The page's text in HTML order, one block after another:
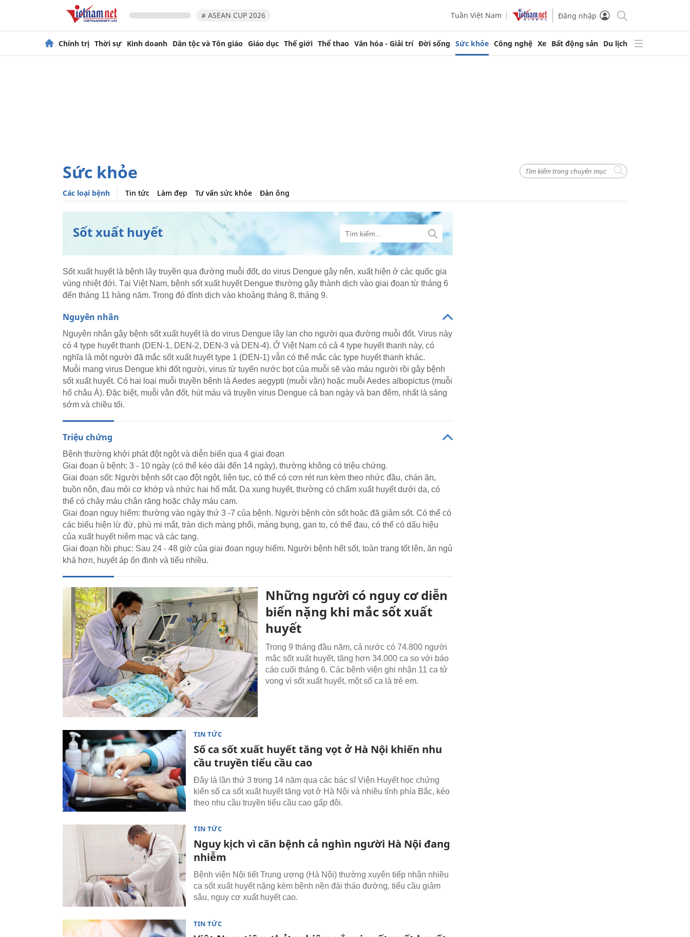
# ASEAN CUP 2026 Tuần Việt Nam Đăng nhập
Chính trị Thời sự Kinh doanh Dân tộc và Tôn giáo Giáo dục Thế giới Thể thao Văn hóa - Giải trí Đời sống Sức khỏe Công nghệ Xe Bất động sản Du lịch
Sức khỏe
Tin tức Làm đẹp Tư vấn sức khỏe Đàn ông
Các loại bệnh
Sốt xuất huyết
Sốt xuất huyết là bệnh lây truyền qua đường muỗi đốt, do virus Dengue gây nên, xuất hiện ở các quốc gia
vùng nhiệt đới. Tại Việt Nam, bệnh sốt xuất huyết Dengue thường gây thành dịch vào giai đoạn từ tháng 6
đến tháng 11 hàng năm. Trong đó đỉnh dịch vào khoảng tháng 8, tháng 9.
Nguyên nhân
Nguyên nhân gây bệnh sốt xuất huyết là do virus Dengue lây lan cho người qua đường muỗi đốt. Virus này
có 4 type huyết thanh (DEN-1, DEN-2, DEN-3 và DEN-4). Ở Việt Nam có cả 4 type huyết thanh này, có
nghĩa là một người đã mắc sốt xuất huyết type 1 (DEN-1) vẫn có thể mắc các type huyết thanh khác.
Muỗi mang virus Dengue khi đốt người, virus từ tuyến nước bọt của muỗi sẽ vào máu người rồi gây bệnh
sốt xuất huyết. Có hai loại muỗi truyền bệnh là Aedes aegypti (muỗi vằn) hoặc muỗi Aedes albopictus (muỗi
hổ châu Á). Đặc biệt, muỗi vằn đốt, hút máu và truyền virus Dengue cả ban ngày và ban đêm, nhất là sáng
sớm và chiều tối.
Triệu chứng
Bệnh thường khởi phát đột ngột và diễn biến qua 4 giai đoạn
Giai đoạn ủ bệnh: 3 - 10 ngày (có thể kéo dài đến 14 ngày), thường không có triệu chứng.
Giai đoạn sốt: Người bệnh sốt cao đột ngột, liên tục, có thể có cơn rét run kèm theo nhức đầu, chán ăn,
buồn nôn, đau mỏi cơ khớp và nhức hai hố mắt. Da xung huyết, thường có chấm xuất huyết dưới da, có
thể có chảy máu chân răng hoặc chảy máu cam.
Giai đoạn nguy hiểm: thường vào ngày thứ 3 -7 của bệnh. Người bệnh còn sốt hoặc đã giảm sốt. Có thể có
các biểu hiện lừ đừ, phù mi mắt, tràn dịch màng phổi, màng bụng, gan to, có thể đau, có thể có dấu hiệu
của xuất huyết niêm mạc và các tạng.
Giai đoạn hồi phục: Sau 24 - 48 giờ của giai đoạn nguy hiểm. Người bệnh hết sốt, toàn trạng tốt lên, ăn ngủ
khá hơn, huyết áp ổn định và tiểu nhiều.
Những người có nguy cơ diễn
biến nặng khi mắc sốt xuất
huyết
Trong 9 tháng đầu năm, cả nước có 74.800 người
mắc sốt xuất huyết, tăng hơn 34.000 ca so với báo
cáo cuối tháng 6. Các bệnh viện ghi nhận 11 ca tử
vong vì sốt xuất huyết, một số ca là trẻ em.
TIN TỨC
Số ca sốt xuất huyết tăng vọt ở Hà Nội khiến nhu
cầu truyền tiểu cầu cao
Đây là lần thứ 3 trong 14 năm qua các bác sĩ Viện Huyết học chứng
kiến số ca sốt xuất huyết tăng vọt ở Hà Nội và nhiều tỉnh phía Bắc, kéo
theo nhu cầu truyền tiểu cầu cao gấp đôi.
TIN TỨC
Nguy kịch vì căn bệnh cả nghìn người Hà Nội đang
nhiễm
Bệnh viện Nội tiết Trung ương (Hà Nội) thường xuyên tiếp nhận nhiều
ca sốt xuất huyết nặng kèm bệnh nền đái tháo đường, tiểu cầu giảm
sâu, nguy cơ xuất huyết cao.
TIN TỨC